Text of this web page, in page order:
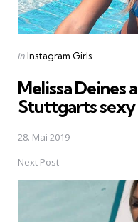
Posted
inInstagram Girls
Melissa Deines
Stuttgarts sexy
28. Mai 2019
Next Post